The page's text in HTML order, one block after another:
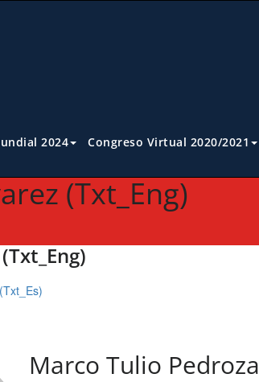
2024 Congreso Virtual 2020/2021
(Txt_Eng)
Marco Tulio Pedroza